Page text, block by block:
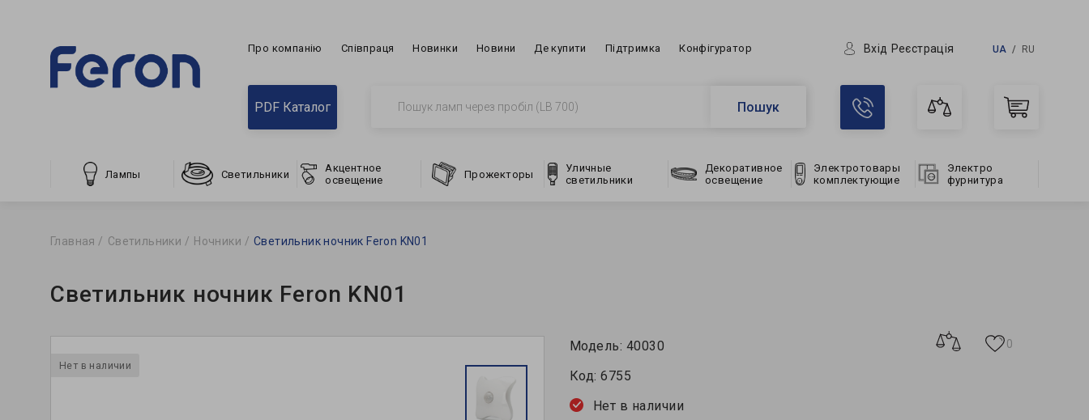
Про компанію Співпраця Новинки Новини Де купити Підтримка Конфігуратор Вхід Реєстрація UA RU
PDF Каталог Пошук
Лампы Светильники
Акцентное
освещение
Прожекторы
Уличные
светильники
Декоративное
освещение
Электротовары
комплектующие
Электро
фурнитура
Главная Светильники Ночники Светильник ночник Feron KN01
Светильник ночник Feron KN01
Нет в наличии
Модель: 40030
Код: 6755
Нет в наличии
0